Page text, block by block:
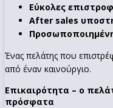
Εύκολες
After sales
Ένας πελάτης που
από έναν καινούργιο.
Επικαιρότητα – ο
πρόσφατα